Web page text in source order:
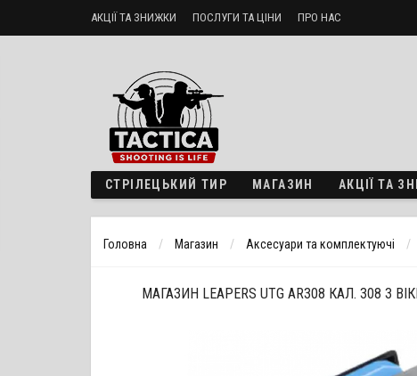
АКЦІЇ ТА ЗНИЖКИ ПОСЛУГИ ТА ЦІНИ ПРО НАС
СТРІЛЕЦЬКИЙ ТИР МАГАЗИН АКЦІЇ ТА
Головна Магазин Аксесуари та комплектуючі
МАГАЗИН LEAPERS UTG AR308 КАЛ. 308 З